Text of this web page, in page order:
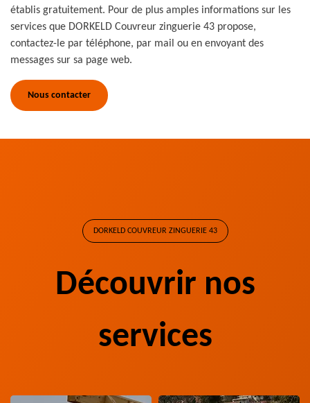
établis gratuitement. Pour de plus amples informations sur les
services que DORKELD Couvreur zinguerie 43 propose,
contactez-le par téléphone, par mail ou en envoyant des
messages sur sa page web.
Nous contacter
DORKELD COUVREUR ZINGUERIE 43
Découvrir nos
services